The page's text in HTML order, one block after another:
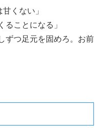
くない」
ることになる」
ずつ足元を固めろ。お前